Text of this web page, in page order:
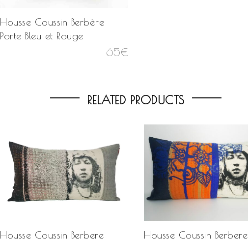
Housse Coussin Berbère
Porte Bleu et Rouge
65€
RELATED PRODUCTS
Housse Coussin Berbere
Housse Coussin Berbere